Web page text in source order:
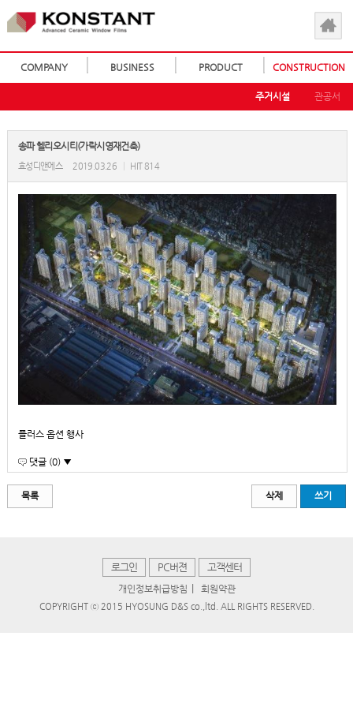
COMPANY BUSINESS PRODUCT CONSTRUCTION
주거시설 관공서
송파 헬리오시티(가락시영재건축)
효성디앤에스 2019.03.26 HIT 814
플러스 옵션 행사
댓글 (0) ▼
목록 삭제 쓰기
로그인 PC버젼 고객센터
개인정보취급방침 회원약관
COPYRIGHT ⓒ 2015 HYOSUNG D&S co.,ltd. ALL RIGHTS RESERVED.